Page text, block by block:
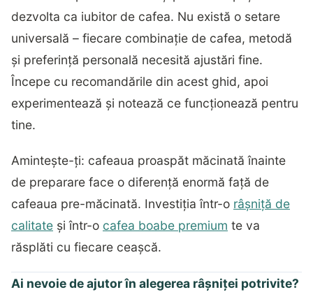
dezvolta ca iubitor de cafea. Nu există o setare
universală – fiecare combinație de cafea, metodă
și preferință personală necesită ajustări fine.
Începe cu recomandările din acest ghid, apoi
experimentează și notează ce funcționează pentru
tine.
Amintește-ți: cafeaua proaspăt măcinată înainte
de preparare face o diferență enormă față de
cafeaua pre-măcinată. Investiția într-o râșniță de
calitate și într-o cafea boabe premium te va
răsplăti cu fiecare ceașcă.
Ai nevoie de ajutor în alegerea râșniței potrivite?